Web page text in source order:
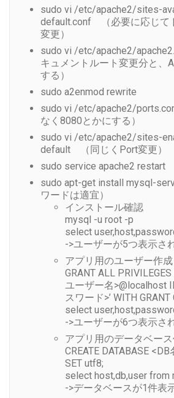
sudo vi /etc/apache2/sites-
default.conf （必要に応じて
変更）
sudo vi /etc/apache2/
キュメントルート変更分と、
する）
sudo a2enmod rewrite
sudo vi /etc/apache2/
なく8080とかにする）
sudo vi /etc/apache2/sites-
default （同じくPort変更）
sudo service apache2 restart
sudo apt-get install mysql-
ワードは適宜）
インストール確認
mysql -u root -p
select
->ユーザーが5つ表示さ
アプリ用のユーザー作成
GRANT ALL
ユーザー名>@localhost
スワード>’ WITH GRANT
select
->ユーザーが6つ表示さ
アプリ用のデータベー
CREATE DATABASE <DB
SET utf8;
select host,db,user from
->データベースが1件表